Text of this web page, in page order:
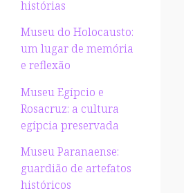
histórias
Museu do Holocausto:
um lugar de memória
e reflexão
Museu Egípcio e
Rosacruz: a cultura
egípcia preservada
Museu Paranaense:
guardião de artefatos
históricos